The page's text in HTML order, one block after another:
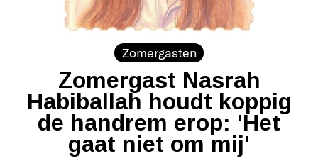
Zomergasten
Zomergast Nasrah
Habiballah houdt koppig
de handrem erop: 'Het
gaat niet om mij'